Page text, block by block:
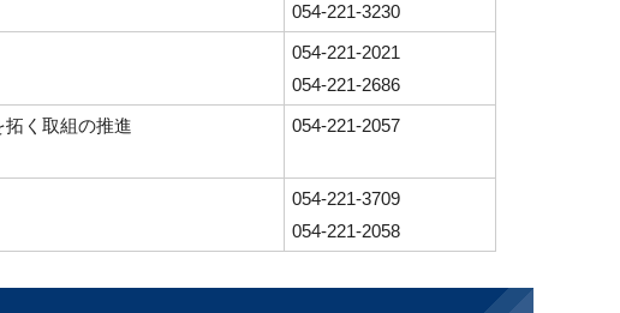
054-221-3230
054-221-2021
054-221-2686
く取組の推進 054-221-2057
054-221-3709
054-221-2058